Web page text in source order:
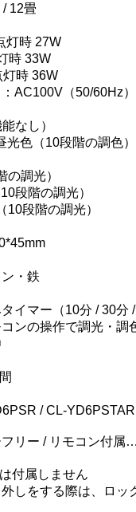
12畳
灯時 27W
時 33W
灯時 36W
AC100V（50/60Hz）
なし）
光色（10段階の調色）
の調光）
段階の調光）
10段階の調光）
・鉄
イマー（10分 / 30分 /
ンの操作で調光・調
/ CL-
リー / リモコン付
付属しません
しをする際は、ロッ